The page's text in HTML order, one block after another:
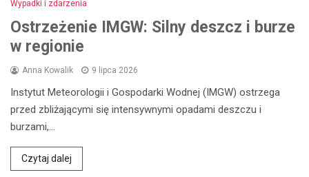
Wypadki i zdarzenia
Ostrzeżenie IMGW: Silny deszcz i burze
w regionie
Anna Kowalik 9 lipca 2026
Instytut Meteorologii i Gospodarki Wodnej (IMGW) ostrzega
przed zbliżającymi się intensywnymi opadami deszczu i
burzami,…
Czytaj dalej